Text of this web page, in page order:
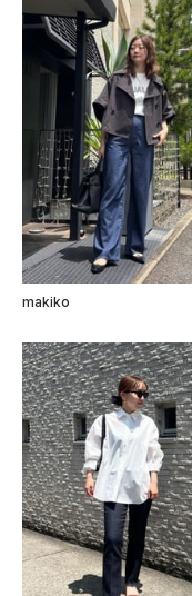
makiko